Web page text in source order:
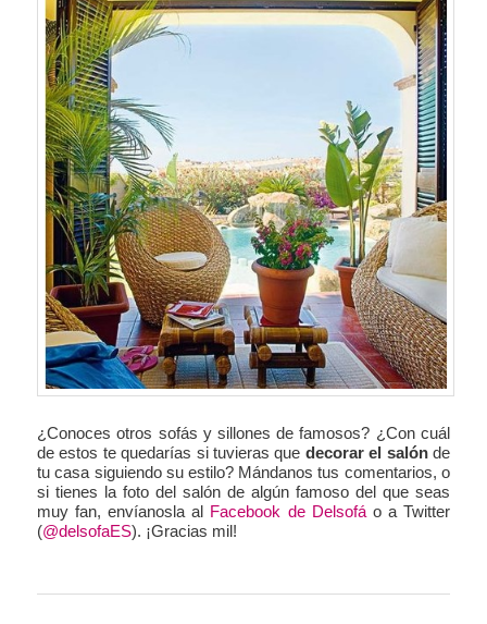
¿Conoces otros sofás y sillones de famosos? ¿Con cuál
de estos te quedarías si tuvieras que decorar el salónde
tu casa siguiendo su estilo? Mándanos tus comentarios, o
si tienes la foto del salón de algún famoso del que seas
muy fan, envíanosla al Facebook de Delsofáo a Twitter
(@delsofaES). ¡Gracias mil!